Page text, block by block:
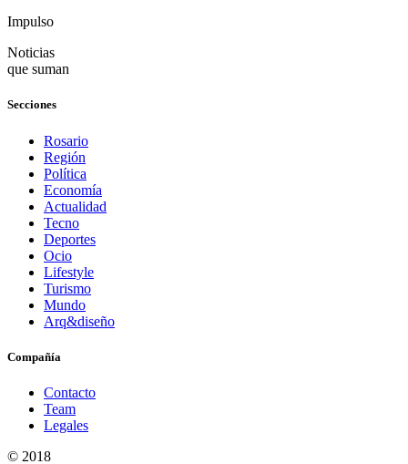
Impulso
Noticias
que suman
Secciones
Rosario
Región
Política
Economía
Actualidad
Tecno
Deportes
Ocio
Lifestyle
Turismo
Mundo
Arq&diseño
Compañía
Contacto
Team
Legales
© 2018